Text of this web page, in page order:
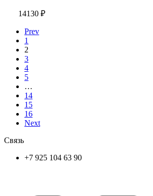
14130 ₽
Prev
1
2
3
4
5
…
14
15
16
Next
Связь
+7 925 104 63 90